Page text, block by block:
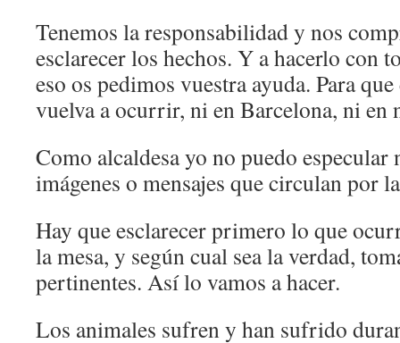
Tenemos la responsabilidad y nos
esclarecer los hechos. Y a hacerlo con
eso os pedimos vuestra ayuda. Para
vuelva a ocurrir, ni en Barcelona, ni en
Como alcaldesa yo no puedo especular
imágenes o mensajes que circulan por
Hay que esclarecer primero lo que
la mesa, y según cual sea la verdad,
pertinentes. Así lo vamos a hacer.
Los animales sufren y han sufrido